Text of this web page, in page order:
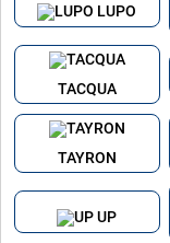
LUPO
TACQUA
TAYRON
UP